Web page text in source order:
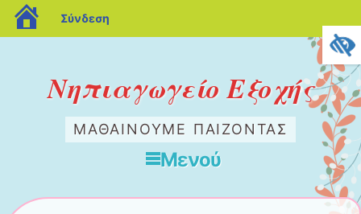
Νηπιαγωγείο Εξοχής
ΜΑΘΑΙΝΟΥΜΕ ΠΑΙΖΟΝΤΑΣ
Μενού
blogs.sch.gr
Σύνδεση